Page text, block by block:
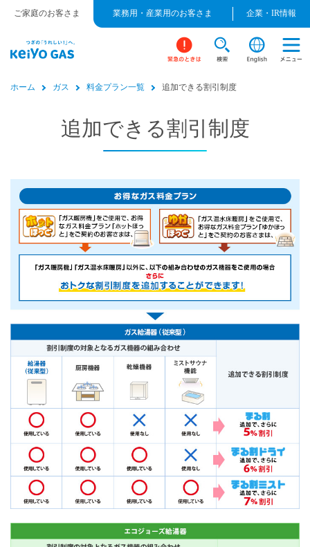
ご家庭のお客さま 業務用・産業用のお客さま 企業・IR情報
ホーム ガス 料金プラン一覧 追加できる割引制度
追加できる割引制度